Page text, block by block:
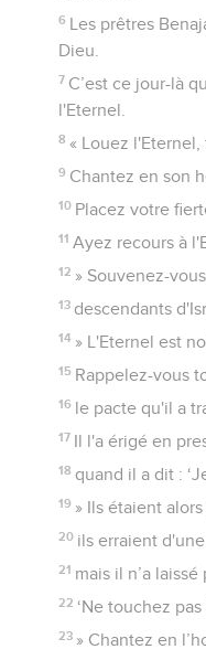
6 Les prêtres
Dieu.
7 C’est ce jour-là
l'Eternel.
8 « Louez
9 Chantez en son
10 Placez votre
11 Ayez recours à
12 » Souvenez-
13 descendants
14 » L'Eternel est
15 Rappelez-vous
16 le pacte qu'il a
17 Il l'a érigé en
18 quand il a dit :
19 » Ils étaient
20 ils erraient
21 mais il n’a
22 ‘Ne touchez
23 » Chantez en